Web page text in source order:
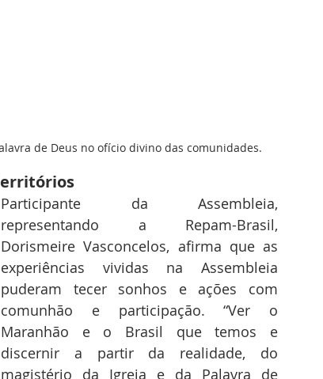
de Deus no ofício divino das comunidades.
Participante da Assembleia,
representando a Repam-Brasil,
Dorismeire Vasconcelos, afirma que as
experiências vividas na Assembleia
puderam tecer sonhos e ações com
comunhão e participação. “Ver o
Maranhão e o Brasil que temos e
discernir a partir da realidade, do
magistério da Igreja e da Palavra de